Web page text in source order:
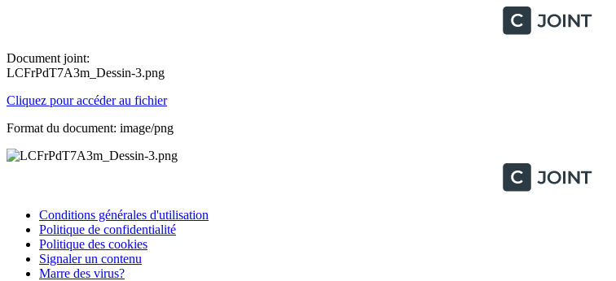
Document joint:
LCFrPdT7A3m_Dessin-3.png
Cliquez pour accéder au fichier
Format du document: image/png
Conditions générales d'utilisation
Politique de confidentialité
Politique des cookies
Signaler un contenu
Marre des virus?